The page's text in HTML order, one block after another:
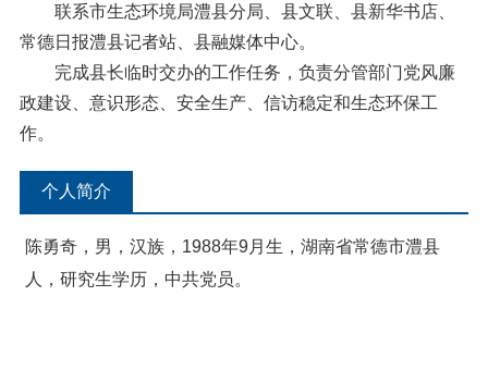
联系市生态环境局澧县分局、县文联、县新华书店、
常德日报澧县记者站、县融媒体中心。
完成县长临时交办的工作任务，负责分管部门党风廉
政建设、意识形态、安全生产、信访稳定和生态环保工
作。
个人简介
陈勇奇，男，汉族，1988年9月生，湖南省常德市澧县
人，研究生学历，中共党员。